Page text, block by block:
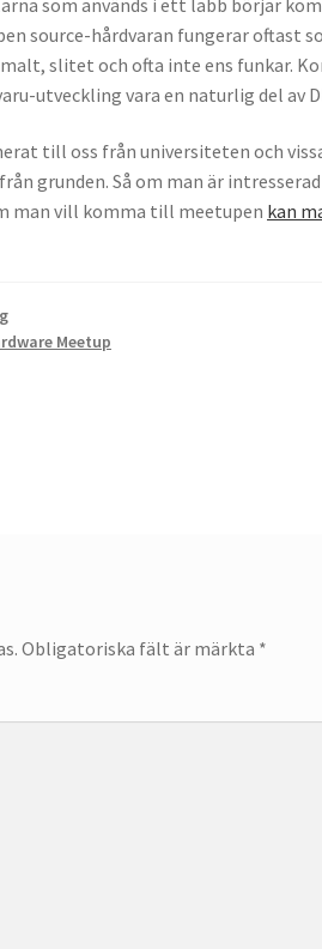
source-hårdvaran fungerar
slitet och ofta inte ens funkar.
utveckling vara en naturlig del av
till oss från universiteten och
grunden. Så om man är
man vill komma till meetupen kan
Meetup
Obligatoriska fält är märkta *